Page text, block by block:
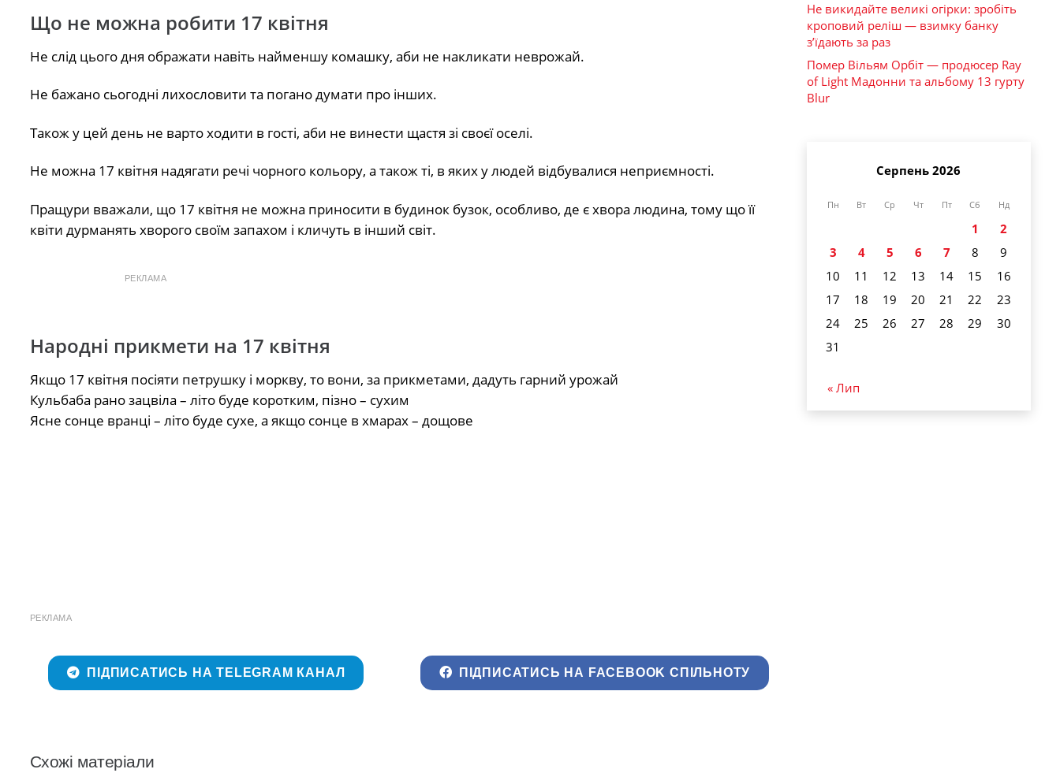
Що не можна робити 17 квітня
Не слід цього дня ображати навіть найменшу комашку, аби не накликати неврожай.
Не бажано сьогодні лихословити та погано думати про інших.
Також у цей день не варто ходити в гості, аби не винести щастя зі своєї оселі.
Не можна 17 квітня надягати речі чорного кольору, а також ті, в яких у людей відбувалися неприємності.
Пращури вважали, що 17 квітня не можна приносити в будинок бузок, особливо, де є хвора людина, тому що її
квіти дурманять хворого своїм запахом і кличуть в інший світ.
РЕКЛАМА
Народні прикмети на 17 квітня
Якщо 17 квітня посіяти петрушку і моркву, то вони, за прикметами, дадуть гарний урожай
Кульбаба рано зацвіла – літо буде коротким, пізно – сухим
Ясне сонце вранці – літо буде сухе, а якщо сонце в хмарах – дощове
РЕКЛАМА
ПІДПИСАТИСЬ НА TELEGRAM КАНАЛ ПІДПИСАТИСЬ НА FACEBOOK СПІЛЬНОТУ
Схожі матеріали
Не викидайте великі огірки: зробіть
кроповий реліш — взимку банку
з’їдають за раз
Помер Вільям Орбіт — продюсер Ray
of Light Мадонни та альбому 13 гурту
Blur
Серпень 2026
Пн Вт Ср Чт Пт Сб Нд
1
2
3
4 5 6 7 8
9
10
11 12 13 14 15
16
17
18 19 20 21 22
23
24
25 26 27 28 29
30
31
« Лип